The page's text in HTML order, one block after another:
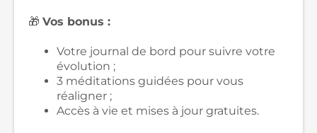
🎁 Vos bonus :
Votre journal de bord pour suivre votre
évolution ;
3 méditations guidées pour vous
réaligner ;
Accès à vie et mises à jour gratuites.